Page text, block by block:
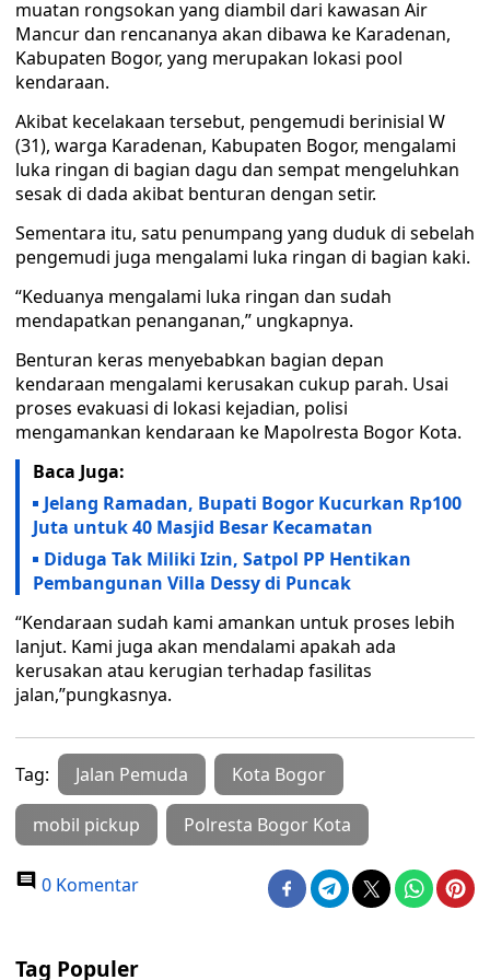
muatan rongsokan yang diambil dari kawasan Air
Mancur dan rencananya akan dibawa ke Karadenan,
Kabupaten Bogor, yang merupakan lokasi pool
kendaraan.
Akibat kecelakaan tersebut, pengemudi berinisial W
(31), warga Karadenan, Kabupaten Bogor, mengalami
luka ringan di bagian dagu dan sempat mengeluhkan
sesak di dada akibat benturan dengan setir.
Sementara itu, satu penumpang yang duduk di sebelah
pengemudi juga mengalami luka ringan di bagian kaki.
“Keduanya mengalami luka ringan dan sudah
mendapatkan penanganan,” ungkapnya.
Benturan keras menyebabkan bagian depan
kendaraan mengalami kerusakan cukup parah. Usai
proses evakuasi di lokasi kejadian, polisi
mengamankan kendaraan ke Mapolresta Bogor Kota.
Baca Juga:
Jelang Ramadan, Bupati Bogor Kucurkan Rp100
Juta untuk 40 Masjid Besar Kecamatan
Diduga Tak Miliki Izin, Satpol PP Hentikan
Pembangunan Villa Dessy di Puncak
“Kendaraan sudah kami amankan untuk proses lebih
lanjut. Kami juga akan mendalami apakah ada
kerusakan atau kerugian terhadap fasilitas
jalan,”pungkasnya.
Tag: Jalan Pemuda Kota Bogor
mobil pickup Polresta Bogor Kota
0 Komentar
Tag Populer